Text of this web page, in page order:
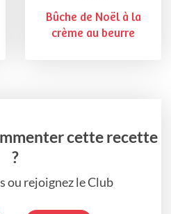
Bûche de Noël à la
crème au beurre
cette recette
?
ou rejoignez le Club